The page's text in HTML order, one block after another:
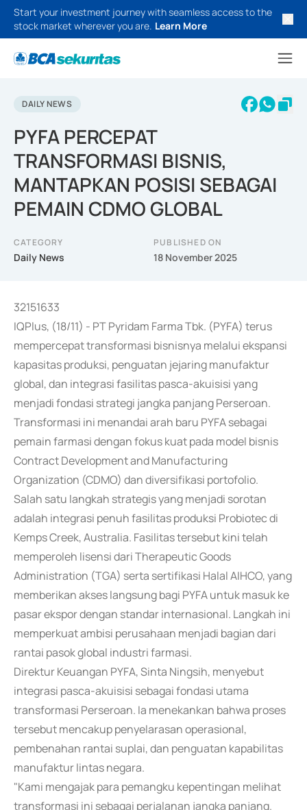
Start your investment journey with seamless access to the
stock market wherever you are. Learn More
DAILY NEWS
PYFA PERCEPAT
TRANSFORMASI BISNIS,
MANTAPKAN POSISI SEBAGAI
PEMAIN CDMO GLOBAL
CATEGORY
Daily News
PUBLISHED ON
18 November 2025
32151633
IQPlus, (18/11) - PT Pyridam Farma Tbk. (PYFA) terus
mempercepat transformasi bisnisnya melalui ekspansi
kapasitas produksi, penguatan jejaring manufaktur
global, dan integrasi fasilitas pasca-akuisisi yang
menjadi fondasi strategi jangka panjang Perseroan.
Transformasi ini menandai arah baru PYFA sebagai
pemain farmasi dengan fokus kuat pada model bisnis
Contract Development and Manufacturing
Organization (CDMO) dan diversifikasi portofolio.
Salah satu langkah strategis yang menjadi sorotan
adalah integrasi penuh fasilitas produksi Probiotec di
Kemps Creek, Australia. Fasilitas tersebut kini telah
memperoleh lisensi dari Therapeutic Goods
Administration (TGA) serta sertifikasi Halal AIHCO, yang
memberikan akses langsung bagi PYFA untuk masuk ke
pasar ekspor dengan standar internasional. Langkah ini
memperkuat ambisi perusahaan menjadi bagian dari
rantai pasok global industri farmasi.
Direktur Keuangan PYFA, Sinta Ningsih, menyebut
integrasi pasca-akuisisi sebagai fondasi utama
transformasi Perseroan. Ia menekankan bahwa proses
tersebut mencakup penyelarasan operasional,
pembenahan rantai suplai, dan penguatan kapabilitas
manufaktur lintas negara.
"Kami mengajak para pemangku kepentingan melihat
transformasi ini sebagai perjalanan jangka panjang.